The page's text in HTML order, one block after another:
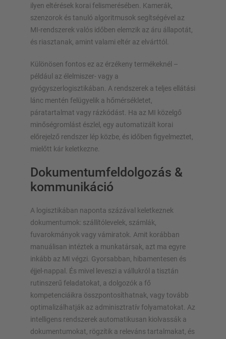
ilyen eltérések korai felismerésében. Kamerák,
szenzorok és tanuló algoritmusok segítségével az
MI-rendszerek valós időben elemzik az áru állapotát,
és riasztanak, amint valami eltér az elvárttól.
Különösen fontos ez az érzékeny termékeknél –
például az élelmiszer- vagy a
gyógyszerlogisztikában. A rendszerek a teljes ellátási
lánc mentén felügyelik a hőmérsékletet,
páratartalmat vagy rázkódást. Ha az MI közelgő
minőségromlást észlel, egy automatizált korai
előrejelző rendszer lép közbe, és időben figyelmeztet,
mielőtt kár keletkezne.
Dokumentumfeldolgozás &
kommunikáció
A logisztikában naponta százával keletkeznek
dokumentumok: szállítólevelek, számlák,
fuvarokmányok vagy vámiratok. Amit korábban
manuálisan intéztek a munkatársak, azt ma egyre
inkább az MI végzi. Gyorsabban, hibamentesen és
éjjel-nappal. És mivel leveszi a vállukról a tisztán
rutinszerű feladatokat, a dolgozók a fő
kompetenciáikra összpontosíthatnak, vagy tovább
optimalizálhatják az adminisztratív folyamatokat. Az
intelligens rendszerek automatikusan kiolvassák a
dokumentumokat, rögzítik a releváns tartalmakat, és